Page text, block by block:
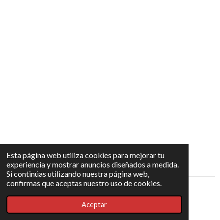
Esta página web utiliza cookies para mejorar tu
experiencia y mostrar anuncios diseñados a medida.
Si continúas utilizando nuestra página web,
confirmas que aceptas nuestro uso de cookies.
Aceptar
Webador